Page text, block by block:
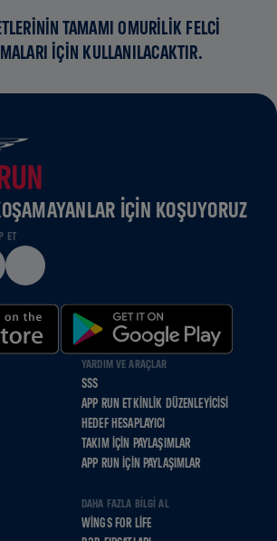
TAMAMI OMURİLİK FELCİ
İÇİN KULLANILACAKTIR.
IÇIN KOŞUYORUZ
ET
YARDIM VE ARAÇLAR
SSS
APP RUN ETKINLIK DÜZENLEYICISI
HEDEF HESAPLAYICI
TAKIM İÇIN PAYLAŞIMLAR
APP RUN İÇIN PAYLAŞIMLAR
DAHA FAZLA BILGI AL
WINGS FOR LIFE